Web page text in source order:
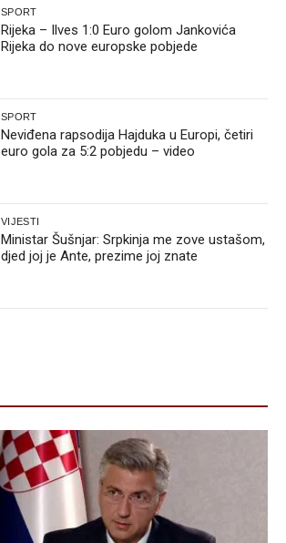
SPORT
Rijeka – Ilves 1:0 Euro golom Jankovića
Rijeka do nove europske pobjede
SPORT
Neviđena rapsodija Hajduka u Europi, četiri
euro gola za 5:2 pobjedu – video
VIJESTI
Ministar Šušnjar: Srpkinja me zove ustašom,
djed joj je Ante, prezime joj znate